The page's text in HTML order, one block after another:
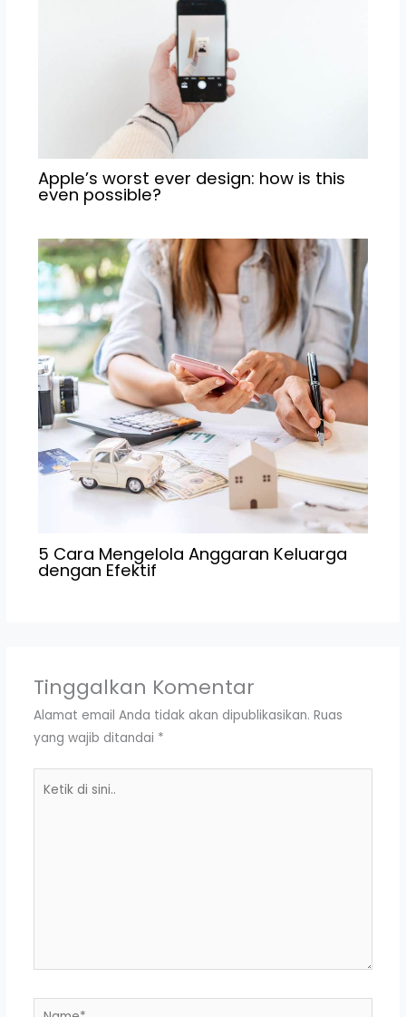
Apple’s worst ever design: how is this
even possible?
5 Cara Mengelola Anggaran Keluarga
dengan Efektif
Tinggalkan Komentar
Alamat email Anda tidak akan dipublikasikan. Ruas
yang wajib ditandai *
Name*